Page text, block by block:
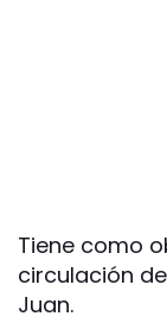
Tiene como
circulación
Juan.